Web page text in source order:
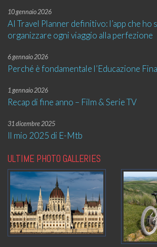
10 gennaio 2026
AI Travel Planner definitivo: l’app che ho
organizzare ogni viaggio alla perfezione
6 gennaio 2026
Perché è fondamentale l’Educazione
1 gennaio 2026
Recap di fine anno – Film & Serie TV
31 dicembre 2025
Il mio 2025 di E-Mtb
ULTIME PHOTO GALLERIES